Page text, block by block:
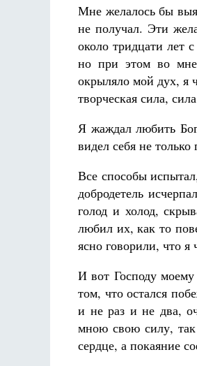
Мне желалось бы
не получал. Эти
около тридцати лет
но при этом во
окрыляло мой дух, я
творческая сила,
Я жаждал любить
видел себя не
Все способы
добродетель
голод и холод,
любил их, как то
ясно говорили, что
И вот Господу
том, что остался
и не раз и не два,
мною свою силу, так
сердце, а покаяние